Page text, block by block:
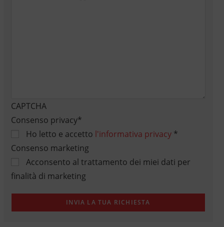
CAPTCHA
Consenso privacy*
Ho letto e accetto l'informativa privacy*
Consenso marketing
Acconsento al trattamento dei miei dati per
finalità di marketing